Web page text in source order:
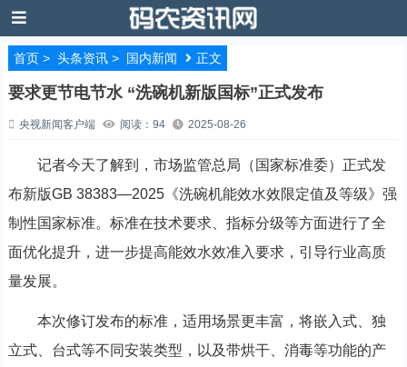
首页> 头条资讯> 国内新闻 正文
要求更节电节水 “洗碗机新版国标”正式发布
央视新闻客户端 阅读：94 2025-08-26
记者今天了解到，市场监管总局（国家标准委）正式发
布新版GB 38383—2025《洗碗机能效水效限定值及等级》强
制性国家标准。标准在技术要求、指标分级等方面进行了全
面优化提升，进一步提高能效水效准入要求，引导行业高质
量发展。
本次修订发布的标准，适用场景更丰富，将嵌入式、独
立式、台式等不同安装类型，以及带烘干、消毒等功能的产